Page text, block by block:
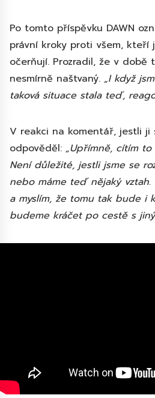
Po tomto příspěvku DAWN
právní kroky proti všem, kteří
očerňují. Prozradil, že v době
nesmírně naštvaný. „I když
taková situace stala teď,
V reakci na komentář, jestli ji
odpověděl: „Upřímně, cítím
Není důležité, jestli jsme se
nebo máme teď nějaký
a myslím, že tomu tak bude i
budeme kráčet po cestě s